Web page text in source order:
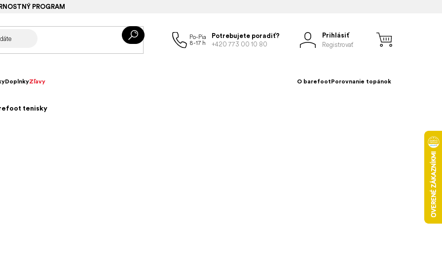
PROGRAM
Potrebujete poradiť?
+420 773 00 10 80
Prihlásiť
Registrovať
DoplnkyZľavy O barefootPorovnanie topánok
tenisky